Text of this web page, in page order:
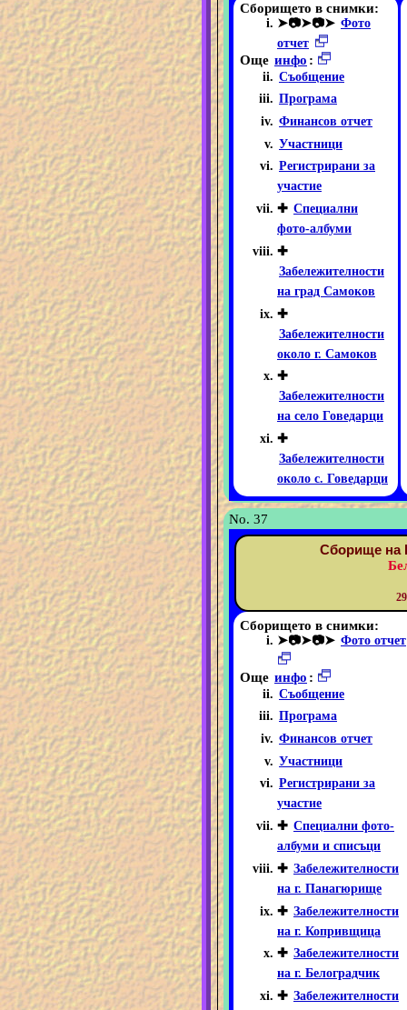
Сборището в снимки:
➤📷➤📷➤ Фото
отчет
Още инфо :
Съобщение
Програма
Финансов отчет
Участници
Регистрирани за
участие
✚ Специални
фото-албуми
✚
Забележителности
на град Самоков
✚
Забележителности
около г. Самоков
✚
Забележителности
на село Говедарци
✚
Забележителности
около с. Говедарци
No. 37
Сборище на
Сборището в снимки:
➤📷➤📷➤ Фото отчет
Още инфо :
Съобщение
Програма
Финансов отчет
Участници
Регистрирани за
участие
✚ Специални фото-
албуми и списъци
✚ Забележителности
на г. Панагюрище
✚ Забележителности
на г. Копривщица
✚ Забележителности
на г. Белоградчик
✚ Забележителности